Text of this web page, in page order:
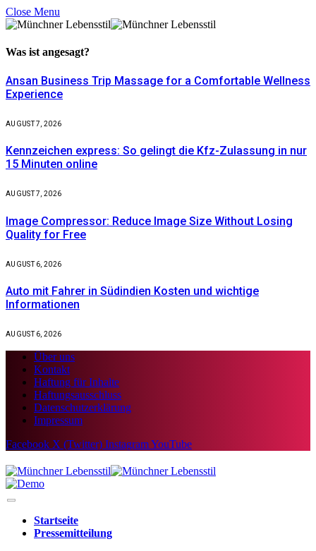
Close Menu
Was ist angesagt?
Ansan Business Trip Massage for a Comfortable Wellness
Experience
AUGUST 7, 2026
Kennzeichen express: So gelingt die Kfz-Zulassung in nur
15 Minuten online
AUGUST 7, 2026
Image Compressor: Reduce Image Size Without Losing
Quality for Free
AUGUST 6, 2026
Auto mit Fahrer in Südindien Kosten und wichtige
Informationen
AUGUST 6, 2026
Über uns
Kontakt
Haftung für Inhalte
Haftungsausschluss
Datenschutzerklärung
Impressum
Facebook X (Twitter) InstagramYouTube
Startseite
Pressemitteilung